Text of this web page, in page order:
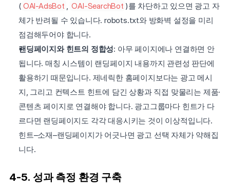
( OAI-AdsBot , OAI-SearchBot )를 차단하고 있으면 광고 자
체가 반려될 수 있습니다. robots.txt와 방화벽 설정을 미리
점검해두어야 합니다.
랜딩페이지와 힌트의 정합성: 아무 페이지에나 연결하면 안
됩니다. 매칭 시스템이 랜딩페이지 내용까지 관련성 판단에
활용하기 때문입니다. 제네릭한 홈페이지보다는 광고 메시
지, 그리고 컨텍스트 힌트에 담긴 상황과 직접 맞물리는 제품·
콘텐츠 페이지로 연결해야 합니다. 광고그룹마다 힌트가 다
르다면 랜딩페이지도 각각 대응시키는 것이 이상적입니다.
힌트–소재–랜딩페이지가 어긋나면 광고 선택 자체가 약해집
니다.
4-5. 성과 측정 환경 구축